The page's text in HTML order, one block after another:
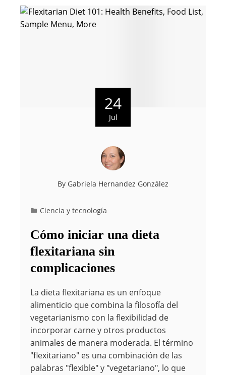
24
Jul
By Gabriela Hernandez González
Ciencia y tecnología
Cómo iniciar una dieta
flexitariana sin
complicaciones
La dieta flexitariana es un enfoque
alimenticio que combina la filosofía del
vegetarianismo con la flexibilidad de
incorporar carne y otros productos
animales de manera moderada. El término
"flexitariano" es una combinación de las
palabras "flexible" y "vegetariano", lo que